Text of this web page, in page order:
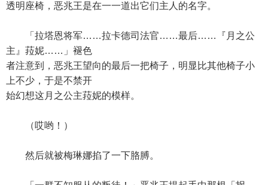
透明座椅，恶兆王是在一一道出它们主人的名字。
「拉塔恩将军……拉卡德司法官……最后……『月之公
主』菈妮……」褪色
者注意到，恶兆王望向的最后一把椅子，明显比其他椅子小
上不少，于是不禁开
始幻想这月之公主菈妮的模样。
（哎哟！）
然后就被梅琳娜掐了一下胳膊。